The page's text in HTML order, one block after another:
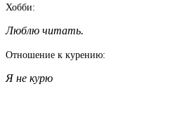
Хобби:
Люблю читать.
Отношение к курению:
Я не курю